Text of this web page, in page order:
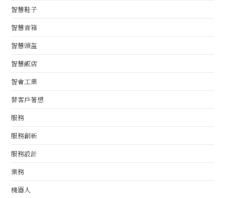
智慧鞋子
智慧音箱
智慧頭盔
智慧飯店
智會工業
替客戶著想
服務
服務創新
服務設計
業務
機器人